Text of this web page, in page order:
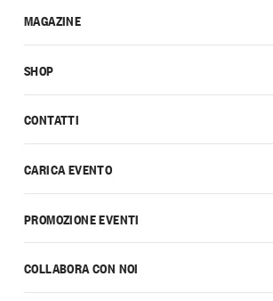
CONTATTI
CARICA EVENTO
PROMOZIONE EVENTI
COLLABORA CON NOI
MAGAZINE
SHOP